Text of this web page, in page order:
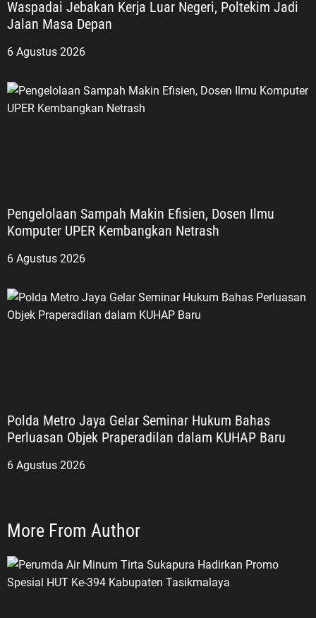
Waspadai Jebakan Kerja Luar Negeri, Poltekim Jadi
6 Agustus 2026
Pengelolaan Sampah Makin Efisien, Dosen Ilmu
Komputer UPER Kembangkan Netrash
6 Agustus 2026
Polda Metro Jaya Gelar Seminar Hukum Bahas
Perluasan Objek Praperadilan dalam KUHAP Baru
6 Agustus 2026
More From Author